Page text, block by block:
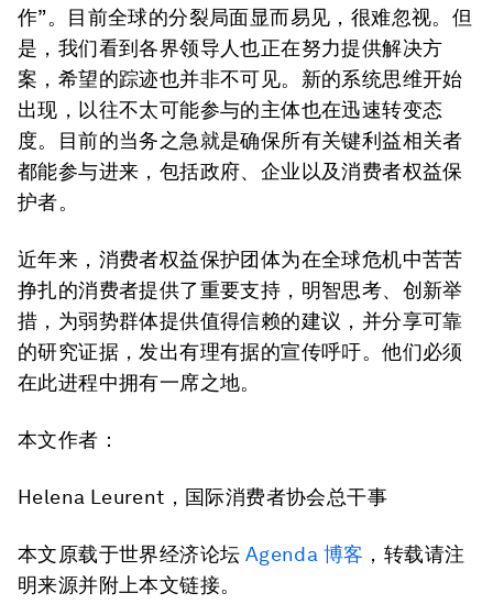
作”。目前全球的分裂局面显而易见，很难忽视。但
是，我们看到各界领导人也正在努力提供解决方
案，希望的踪迹也并非不可见。新的系统思维开始
出现，以往不太可能参与的主体也在迅速转变态
度。目前的当务之急就是确保所有关键利益相关者
都能参与进来，包括政府、企业 以及消费者权益保
护者。
近年来，消费者权益保护团体为在全球危机中苦苦
挣扎的消费者提供了重要支持，明智思考、创新举
措，为弱势群体提供值得信赖的建议，并分享可靠
的研究证据，发出有理有据的宣传呼吁。他们必须
在此进程中拥有一席之地。
本文作者：
Helena Leurent，国际消费者协会总干事
本文原载于世界经济论坛 Agenda 博客 ，转载请注
明来源并附上本文链接。